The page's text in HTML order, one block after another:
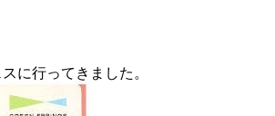
に行ってきました。